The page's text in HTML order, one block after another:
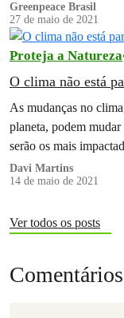
Greenpeace Brasil
27 de maio de 2021
Proteja a Natureza
O clima não está
As mudanças no
planeta, podem
serão os mais
Davi Martins
14 de maio de 2021
Ver todos os posts
Comentários